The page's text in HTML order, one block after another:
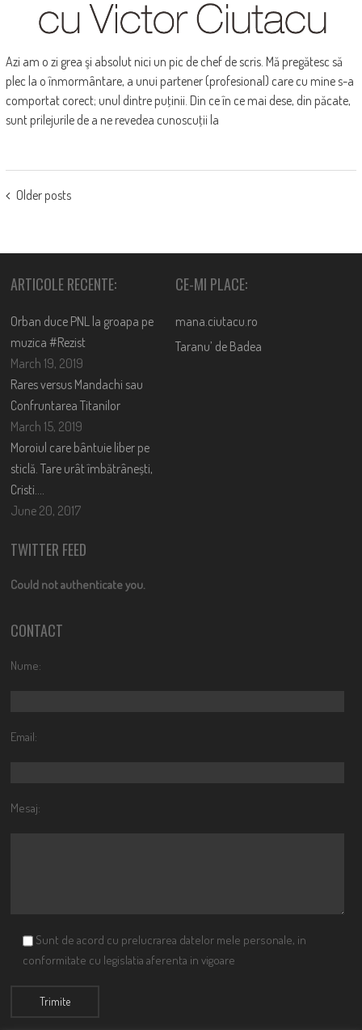
Azi am o zi grea şi absolut nici un pic de chef de scris. Mă pregătesc să
plec la o înmormântare, a unui partener (profesional) care cu mine s-a
comportat corect; unul dintre puţinii. Din ce în ce mai dese, din păcate,
sunt prilejurile de a ne revedea cunoscuţii la
POSTS
Older posts
ARTICOLE RECENTE:
Orban duce PNL la groapa pe
muzica #Rezist
March 19, 2019
Rares versus Mandachi sau
Confruntarea Titanilor
March 15, 2019
Moroiul care bântuie liber pe
sticlă. Tare urât îmbătrânești,
Cristi….
June 20, 2017
CE-MI PLACE:
mana.ciutacu.ro
Taranu’ de Badea
TWITTER FEED
Could not authenticate you.
CONTACT
Nume:
Email:
Mesaj:
Sunt de acord cu prelucrarea datelor mele personale, in
conformitate cu legislatia aferenta in vigoare